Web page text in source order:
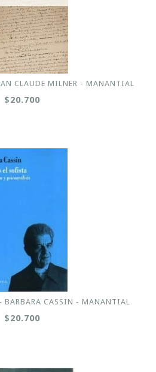
CLAUDE MILNER - MANANTIAL
$20.700
BARBARA CASSIN - MANANTIAL
$20.700